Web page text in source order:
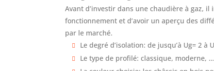
Avant d’investir dans une chaudière à gaz, il
fonctionnement et d’avoir un aperçu des
par le marché.
Le degré d’isolation: de jusqu’à Ug= 2 à
Le type de profilé: classique, moderne, …